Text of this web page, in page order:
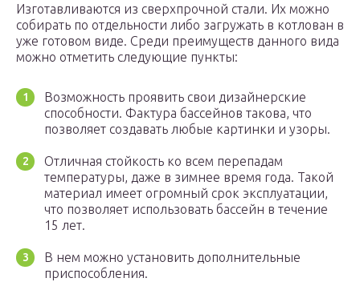
Изготавливаются из сверхпрочной стали. Их можно
собирать по отдельности либо загружать в котлован в
уже готовом виде. Среди преимуществ данного вида
можно отметить следующие пункты:
Возможность проявить свои дизайнерские
способности. Фактура бассейнов такова, что
позволяет создавать любые картинки и узоры.
Отличная стойкость ко всем перепадам
температуры, даже в зимнее время года. Такой
материал имеет огромный срок эксплуатации,
что позволяет использовать бассейн в течение
15 лет.
В нем можно установить дополнительные
приспособления.